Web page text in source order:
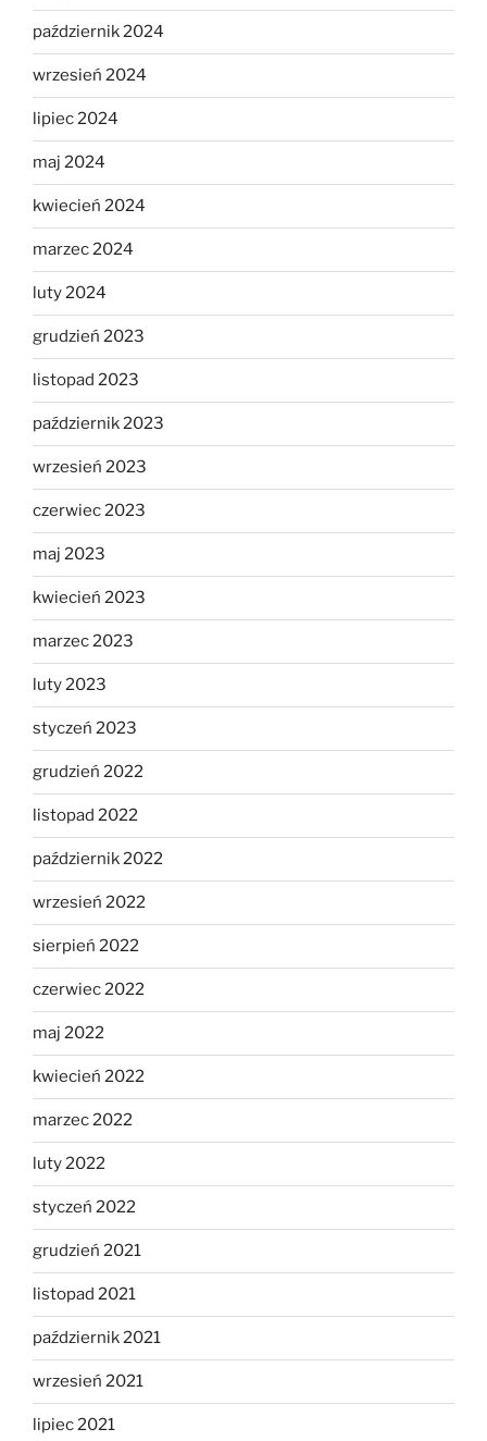
październik 2024
wrzesień 2024
lipiec 2024
maj 2024
kwiecień 2024
marzec 2024
luty 2024
grudzień 2023
listopad 2023
październik 2023
wrzesień 2023
czerwiec 2023
maj 2023
kwiecień 2023
marzec 2023
luty 2023
styczeń 2023
grudzień 2022
listopad 2022
październik 2022
wrzesień 2022
sierpień 2022
czerwiec 2022
maj 2022
kwiecień 2022
marzec 2022
luty 2022
styczeń 2022
grudzień 2021
listopad 2021
październik 2021
wrzesień 2021
lipiec 2021